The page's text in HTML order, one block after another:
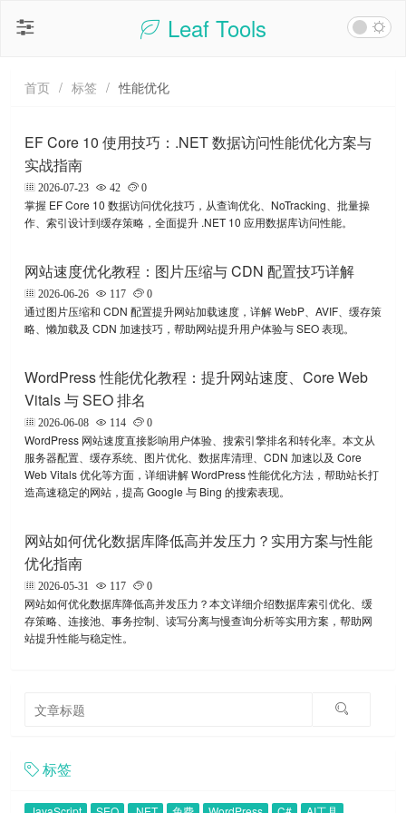
Leaf Tools
首页 / 标签 / 性能优化
EF Core 10 使用技巧：.NET 数据访问性能优化方案与
实战指南
2026-07-23 42 0
掌握 EF Core 10 数据访问优化技巧，从查询优化、NoTracking、批量操
作、索引设计到缓存策略，全面提升 .NET 10 应用数据库访问性能。
网站速度优化教程：图片压缩与 CDN 配置技巧详解
2026-06-26 117 0
通过图片压缩和 CDN 配置提升网站加载速度，详解 WebP、AVIF、缓存策
略、懒加载及 CDN 加速技巧，帮助网站提升用户体验与 SEO 表现。
WordPress 性能优化教程：提升网站速度、Core Web
Vitals 与 SEO 排名
2026-06-08 114 0
WordPress 网站速度直接影响用户体验、搜索引擎排名和转化率。本文从
服务器配置、缓存系统、图片优化、数据库清理、CDN 加速以及 Core
Web Vitals 优化等方面，详细讲解 WordPress 性能优化方法，帮助站长打
造高速稳定的网站，提高 Google 与 Bing 的搜索表现。
网站如何优化数据库降低高并发压力？实用方案与性能
优化指南
2026-05-31 117 0
网站如何优化数据库降低高并发压力？本文详细介绍数据库索引优化、缓
存策略、连接池、事务控制、读写分离与慢查询分析等实用方案，帮助网
站提升性能与稳定性。
标签